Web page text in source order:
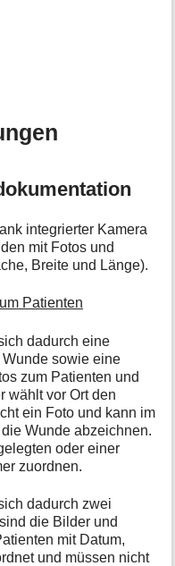
integrierter Kamera
mit Fotos und
Breite und Länge).
Patienten
dadurch eine
sowie eine
zum Patienten und
wählt vor Ort den
ein Foto und kann im
Wunde abzeichnen.
oder einer
zuordnen.
dadurch zwei
die Bilder und
mit Datum,
und müssen nicht